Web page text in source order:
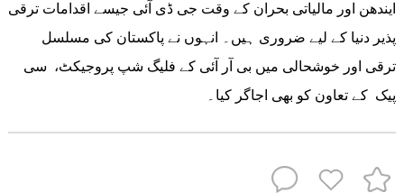
ایندھن اور مالیاتی بحران کے وقت جی ڈی آئی جیسے اقدامات ترقی
پذیر دنیا کے لیے ضروری ہیں۔ انہوں نے پاکستان کی مسلسل
ترقی اور خوشحالی میں بی آر آئی کے فلیگ شپ پروجیکٹ، سی
پیک کے تعاون کو بھی اجاگر کیا۔